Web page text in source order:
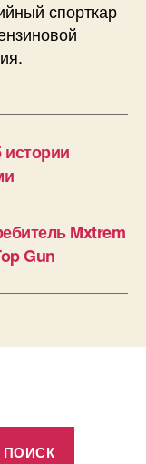
спорткар
истории
Mxtrem
Gun
ПОИСК